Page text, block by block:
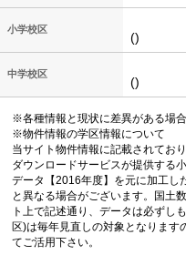
小学校区
()
中学校区
()
※各種情報と現状に差異がある場
※物件情報の学区情報について
当サイト物件情報に記載されてお
ダウンロードサービスが提供する
データ【2016年度】を元に加工し
と異なる場合がございます。国土
ト上で記述通り、データは必ずし
区)は毎年見直しの対象となります
てご活用下さい。